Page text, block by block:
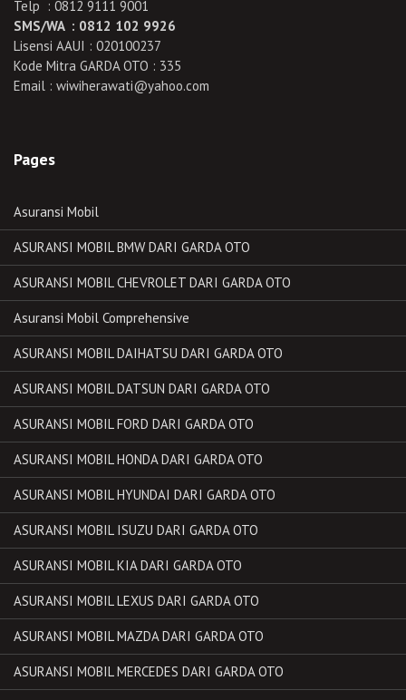
Telp : 0812 9111 9001
SMS/WA : 0812 102 9926
Lisensi AAUI : 020100237
Kode Mitra GARDA OTO : 335
Email : wiwiherawati@yahoo.com
Pages
Asuransi Mobil
ASURANSI MOBIL BMW DARI GARDA OTO
ASURANSI MOBIL CHEVROLET DARI GARDA OTO
Asuransi Mobil Comprehensive
ASURANSI MOBIL DAIHATSU DARI GARDA OTO
ASURANSI MOBIL DATSUN DARI GARDA OTO
ASURANSI MOBIL FORD DARI GARDA OTO
ASURANSI MOBIL HONDA DARI GARDA OTO
ASURANSI MOBIL HYUNDAI DARI GARDA OTO
ASURANSI MOBIL ISUZU DARI GARDA OTO
ASURANSI MOBIL KIA DARI GARDA OTO
ASURANSI MOBIL LEXUS DARI GARDA OTO
ASURANSI MOBIL MAZDA DARI GARDA OTO
ASURANSI MOBIL MERCEDES DARI GARDA OTO